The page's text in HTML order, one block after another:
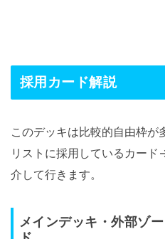
採用カード解説
このデッキは比較的自由枠
リストに採用しているカー
介して行きます。
メインデッキ・外部ゾ